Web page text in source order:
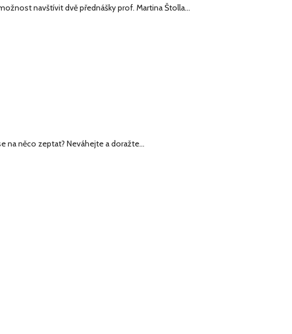
navštívit dvě přednášky prof. Martina Štolla…
na něco zeptat? Neváhejte a doražte…